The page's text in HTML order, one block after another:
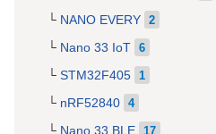
NANO EVERY 2
Nano 33 IoT 6
STM32F405 1
nRF52840 4
Nano 33 BLE 17